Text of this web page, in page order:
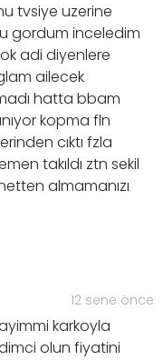
tvsiye uzerine
gordum inceledim
adi diyenlere
ailecek
hatta bbam
kopma fln
cıktı fzla
takıldı ztn sekil
almamanızı
12 sene önce
karkoyla
olun fiyatini